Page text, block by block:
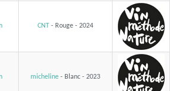
CNT - Rouge - 2024
micheline - Blanc - 2023